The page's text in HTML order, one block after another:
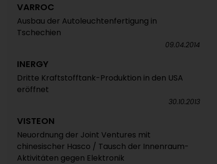
VARROC
Ausbau der Autoleuchtenfertigung in
Tschechien
09.04.2014
INERGY
Dritte Kraftstofftank-Produktion in den USA
eröffnet
30.10.2013
VISTEON
Neuordnung der Joint Ventures mit
chinesischer Hasco / Tausch der Innenraum-
Aktivitäten gegen Elektronik